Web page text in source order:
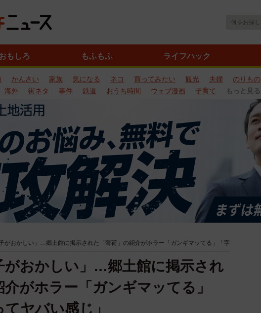
もしろ もふもふ ライフハック
かんさい 家族 気になる ネコ 買ってみたい 観光 夫婦 のりもの
海外 街ネタ 事件 鉄道 おうち時間 ウェブ漫画 子育て もっと見る
子がおかしい」…郷土館に掲示された「薄荷」の紹介がホラー「ガンギマッてる」「字
がおかしい」…郷土館に掲示され
がホラー「ガンギマッてる」
てヤバい感じ」